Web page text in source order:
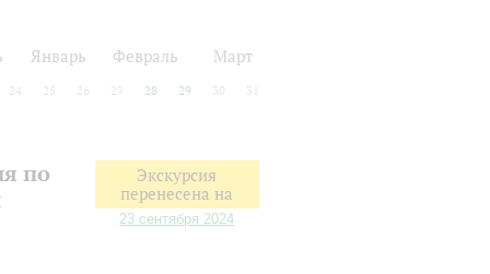
Январь Февраль Март
24 25 26 27 28 29 30 31
по
Экскурсия
перенесена на
23 сентября 2024